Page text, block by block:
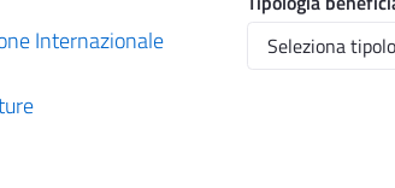
Internazionale